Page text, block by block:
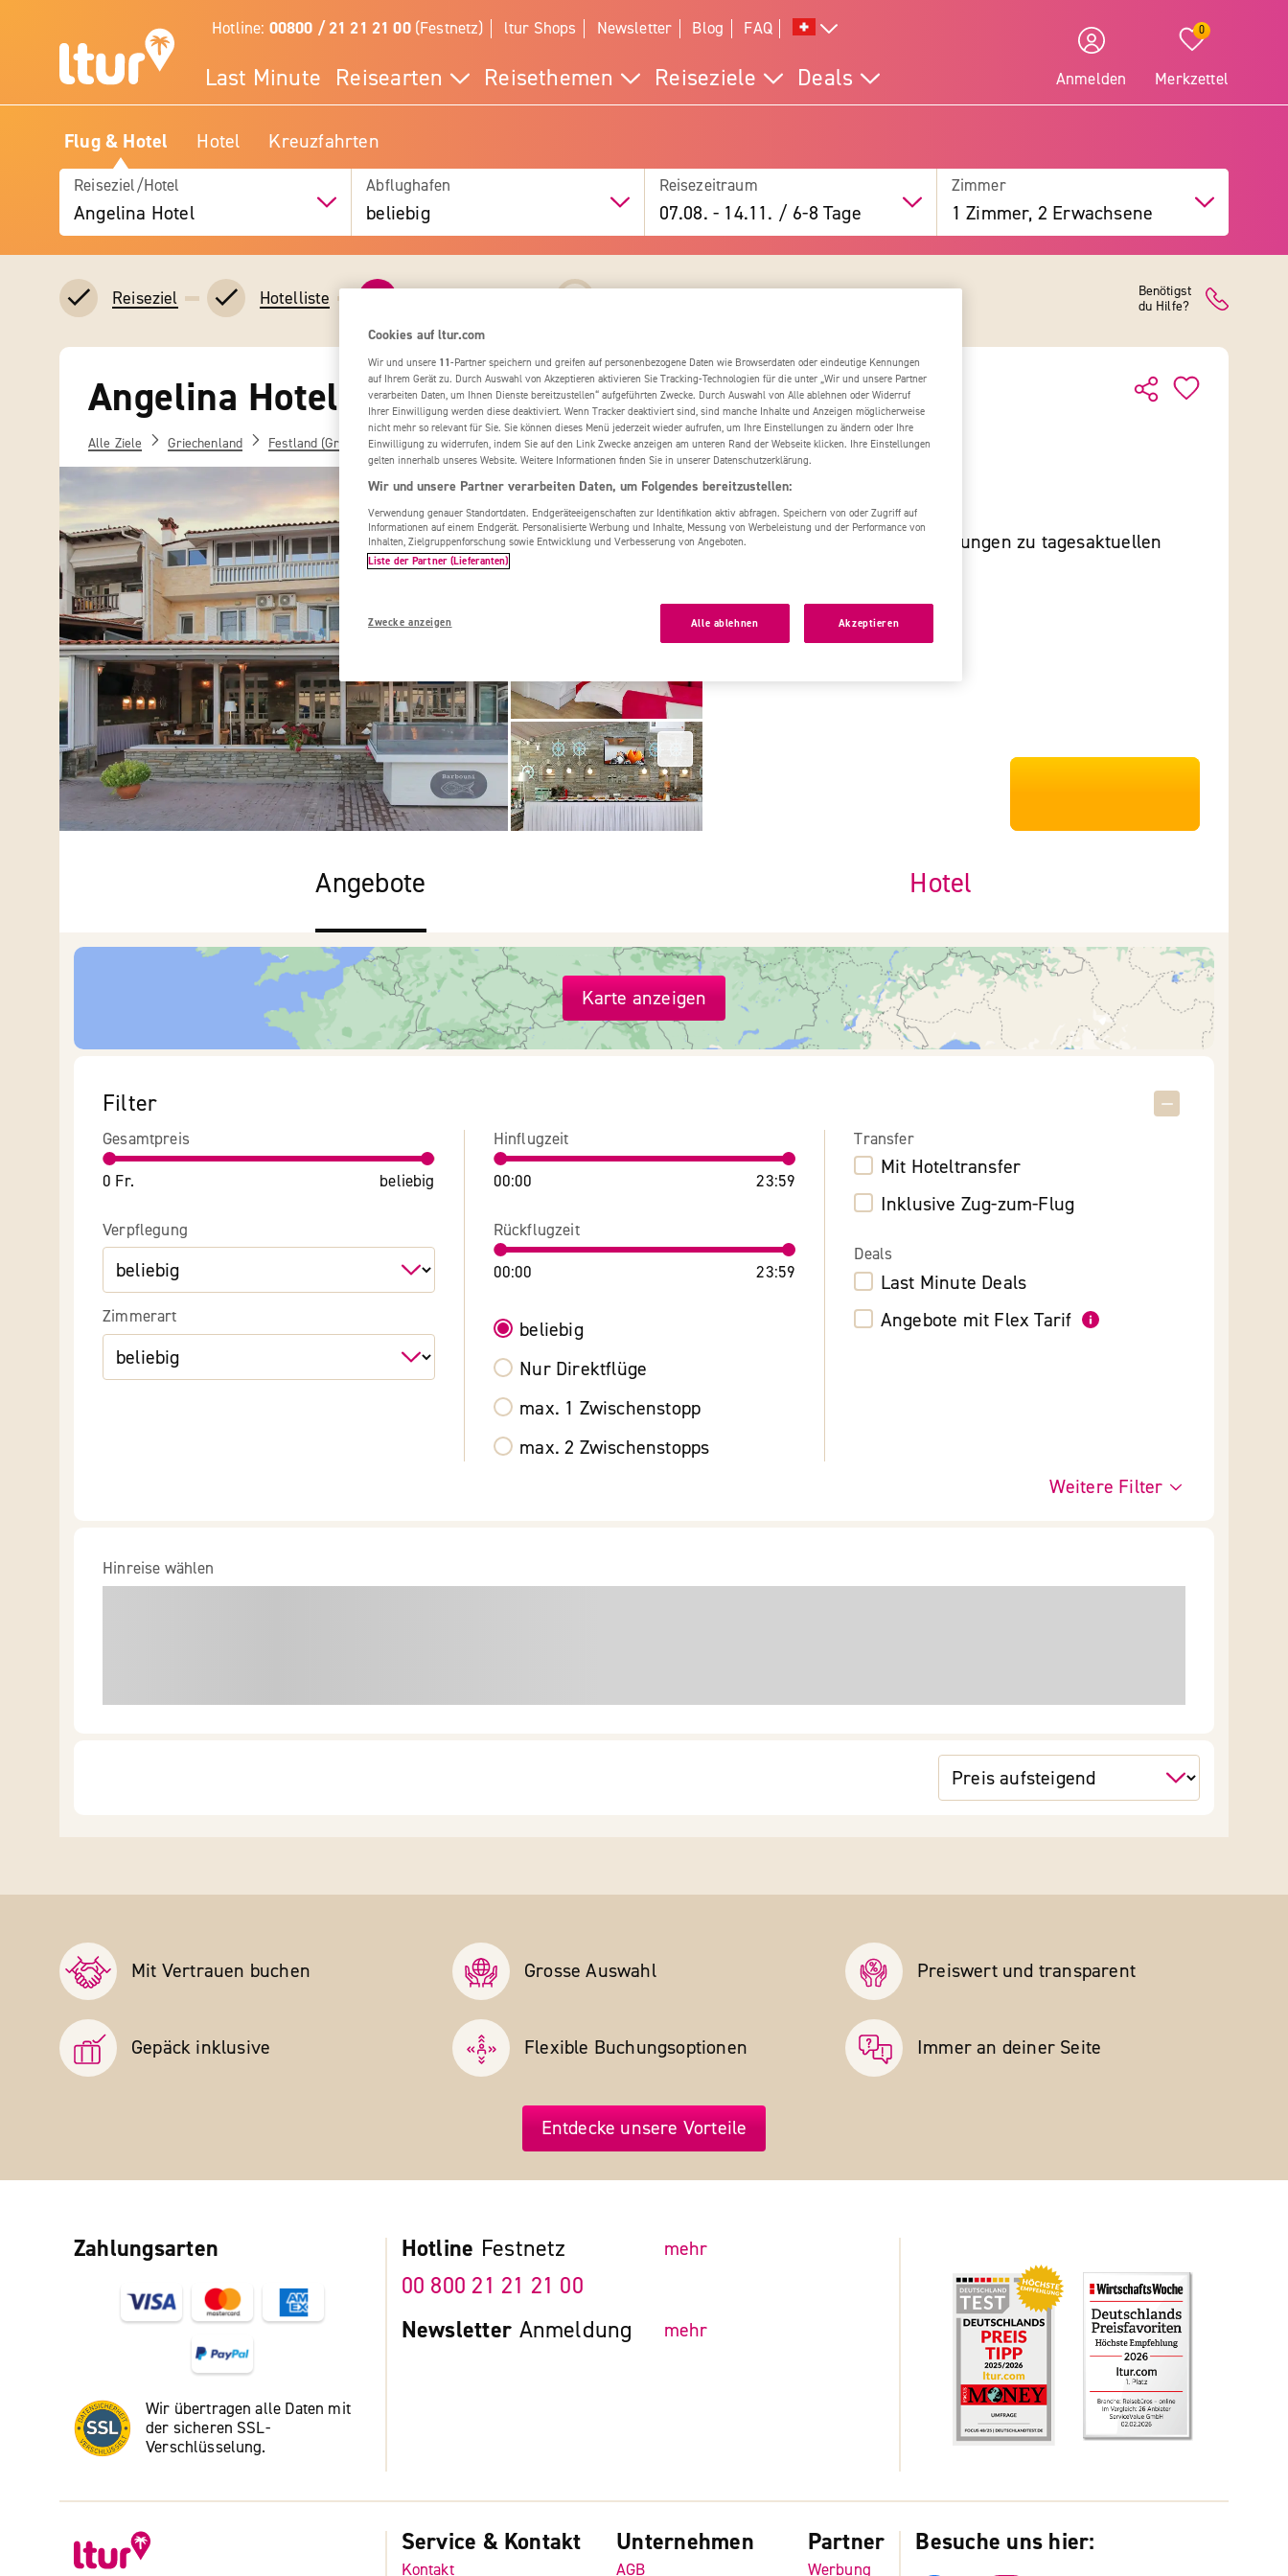
Hotline: 00800 / 21 21 21 00(Festnetz) ltur Shops Newsletter Blog FAQ
Last Minute Reisearten Reisethemen Reiseziele Deals Anmelden
0
Merkzettel
Flug & Hotel Hotel Kreuzfahrten
Reiseziel/Hotel
Angelina Hotel
Abflughafen
beliebig
Reisezeitraum
07.08. - 14.11. / 6-8 Tage
Zimmer
1 Zimmer, 2 Erwachsene
Reiseziel Hotelliste
Benötigst
du Hilfe?
Angelina Hotel
Alle Ziele Griechenland Festland (Griechenland) Chalkidiki Angelina Hotel
Angelina Hotel
Abweichende Zimmercodierungen zu tagesaktuellen
BarRestaurant ...Details
Angebote Hotel
Karte anzeigen
Filter
Gesamtpreis
0 Fr. beliebig
Verpflegung
Zimmerart
Hinflugzeit
00:00 23:59
Rückflugzeit
00:00 23:59
beliebig
Nur Direktflüge
max. 1 Zwischenstopp
max. 2 Zwischenstopps
Transfer
Mit Hoteltransfer
Inklusive Zug-zum-Flug
Deals
Last Minute Deals
Angebote mit Flex Tarif
Weitere Filter
Hinreise wählen
Mit Vertrauen buchen Grosse Auswahl Preiswert und transparent
Gepäck inklusive Flexible Buchungs­optionen Immer an deiner Seite
Entdecke unsere Vorteile
Zahlungsarten
Wir übertragen alle Daten mit
der sicheren SSL-
Verschlüsselung.
Hotline Festnetz mehr
00 800 21 21 21 00
Newsletter Anmeldung mehr
Service & Kontakt
Kontakt
Unternehmen
AGB
Partner
Werbung
Besuche uns hier:
Cookies auf ltur.com
Wir und unsere 11-Partner speichern und greifen auf personenbezogene Daten wie Browserdaten oder eindeutige Kennungen
auf Ihrem Gerät zu. Durch Auswahl von Akzeptieren aktivieren Sie Tracking-Technologien für die unter „Wir und unsere Partner
verarbeiten Daten, um Ihnen Dienste bereitzustellen“ aufgeführten Zwecke. Durch Auswahl von Alle ablehnen oder Widerruf
Ihrer Einwilligung werden diese deaktiviert. Wenn Tracker deaktiviert sind, sind manche Inhalte und Anzeigen möglicherweise
nicht mehr so relevant für Sie. Sie können dieses Menü jederzeit wieder aufrufen, um Ihre Einstellungen zu ändern oder Ihre
Einwilligung zu widerrufen, indem Sie auf den Link Zwecke anzeigen am unteren Rand der Webseite klicken. Ihre Einstellungen
gelten innerhalb unseres Website. Weitere Informationen finden Sie in unserer Datenschutzerklärung.
Wir und unsere Partner verarbeiten Daten, um Folgendes bereitzustellen:
Verwendung genauer Standortdaten. Endgeräteeigenschaften zur Identifikation aktiv abfragen. Speichern von oder Zugriff auf
Informationen auf einem Endgerät. Personalisierte Werbung und Inhalte, Messung von Werbeleistung und der Performance von
Inhalten, Zielgruppenforschung sowie Entwicklung und Verbesserung von Angeboten.
Liste der Partner (Lieferanten)
Zwecke anzeigen Alle ablehnen Akzeptieren